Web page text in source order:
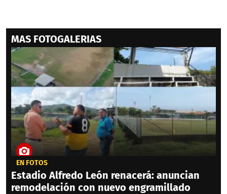
MAS FOTOGALERIAS
EN FOTOS
Estadio Alfredo León renacerá: anuncian
remodelación con nuevo engramillado